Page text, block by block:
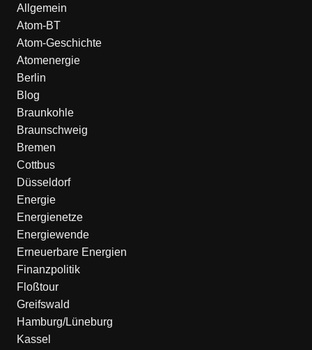
Allgemein
Atom-BT
Atom-Geschichte
Atomenergie
Berlin
Blog
Braunkohle
Braunschweig
Bremen
Cottbus
Düsseldorf
Energie
Energienetze
Energiewende
Erneuerbare Energien
Finanzpolitik
Floßtour
Greifswald
Hamburg/Lüneburg
Kassel